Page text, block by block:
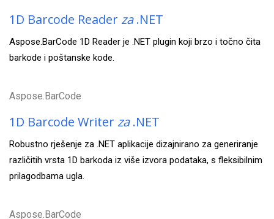
1D Barcode Reader za.NET
Aspose.BarCode 1D Reader je .NET plugin koji brzo i točno čita
barkode i poštanske kode.
Aspose.BarCode
1D Barcode Writer za.NET
Robustno rješenje za .NET aplikacije dizajnirano za generiranje
različitih vrsta 1D barkoda iz više izvora podataka, s fleksibilnim
prilagodbama ugla.
Aspose.BarCode